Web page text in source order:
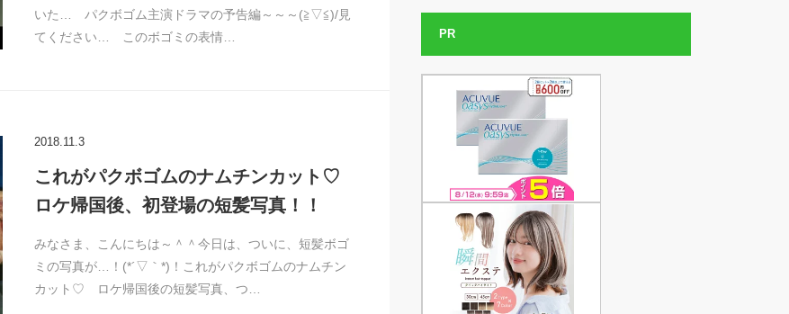
いた… パクボゴム主演ドラマの予告編～～～(≧▽≦)/見
てください… このボゴミの表情…
2018.11.3
これがパクボゴムのナムチンカット♡
ロケ帰国後、初登場の短髪写真！！
みなさま、こんにちは～＾＾今日は、ついに、短髪ボゴ
ミの写真が…！(*´▽｀*)！これがパクボゴムのナムチン
カット♡ ロケ帰国後の短髪写真、つ…
PR